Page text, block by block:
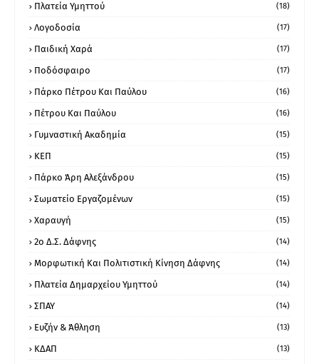
Πλατεία Υμηττού (18)
Λογοδοσία (17)
Παιδική Χαρά (17)
Ποδόσφαιρο (17)
Πάρκο Πέτρου Και Παύλου (16)
Πέτρου Και Παύλου (16)
Γυμναστική Ακαδημία (15)
ΚΕΠ (15)
Πάρκο Άρη Αλεξάνδρου (15)
Σωματείο Εργαζομένων (15)
Χαραυγή (15)
2ο Δ.Σ. Δάφνης (14)
Μορφωτική Και Πολιτιστική Κίνηση Δάφνης (14)
Πλατεία Δημαρχείου Υμηττού (14)
ΣΠΑΥ (14)
Ευζήν & Άθληση (13)
ΚΔΑΠ (13)